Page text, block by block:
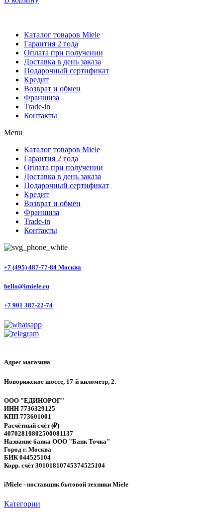
Каталог товаров Miele
Гарантия 2 года
Оплата при получении
Доставка в день заказа
Подарочный сертификат
Кредит
Возврат и обмен
Франшиза
Trade-in
Контакты
Menu
Каталог товаров Miele
Гарантия 2 года
Оплата при получении
Доставка в день заказа
Подарочный сертификат
Кредит
Возврат и обмен
Франшиза
Trade-in
Контакты
+7 (495) 487-77-84 Москва
hello@imiele.ru
+7 901 387-22-74
Адрес магазина
Новорижское шоссе, 17-й километр, 2.
ООО "ЕДИНОРОГ"
ИНН 7736329125
КПП 773601001
Расчётный счёт (₽)
40702810802500081137
Название банка ООО "Банк Точка"
Город г. Москва
БИК 044525104
Корр. счёт 30101810745374525104
iMiele - поставщик бытовой техники Miele
Категории